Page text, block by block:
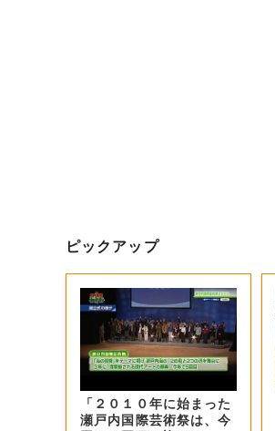
ピックアップ
「２０１０年に始まった
瀬戸内国際芸術祭は、今